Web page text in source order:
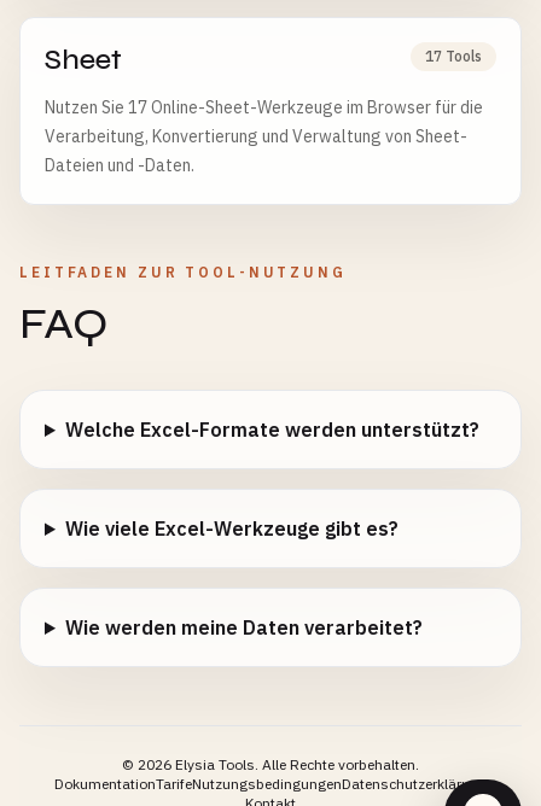
Sheet 17 Tools
Nutzen Sie 17 Online-Sheet-Werkzeuge im Browser für die
Verarbeitung, Konvertierung und Verwaltung von Sheet-
Dateien und -Daten.
LEITFADEN ZUR TOOL-NUTZUNG
FAQ
Welche Excel-Formate werden unterstützt?
Wie viele Excel-Werkzeuge gibt es?
Wie werden meine Daten verarbeitet?
© 2026 Elysia Tools. Alle Rechte vorbehalten.
DokumentationTarifeNutzungsbedingungenDatenschutzerklärung